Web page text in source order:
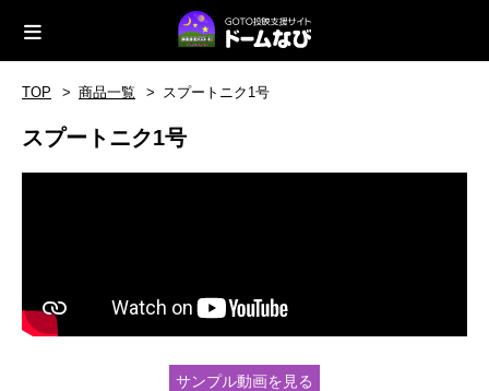
TOP 商品一覧 スプートニク1号
スプートニク1号
サンプル動画を見る